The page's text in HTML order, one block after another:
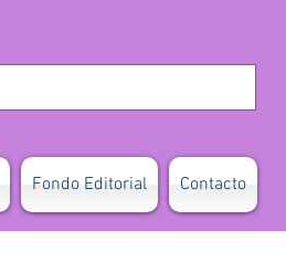
Fondo Editorial Contacto